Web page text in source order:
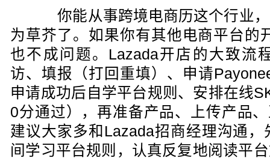
你能从事跨境电商历这个行业，
为草芥了。如果你有其他电商平台的
也不成问题。Lazada开店的大致
访、填报（打回重填）、申请
申请成功后自学平台规则、安排在线
0分通过），再准备产品、上传产品
建议大家多和Lazada招商经理沟通
间学习平台规则，认真反复地阅读平